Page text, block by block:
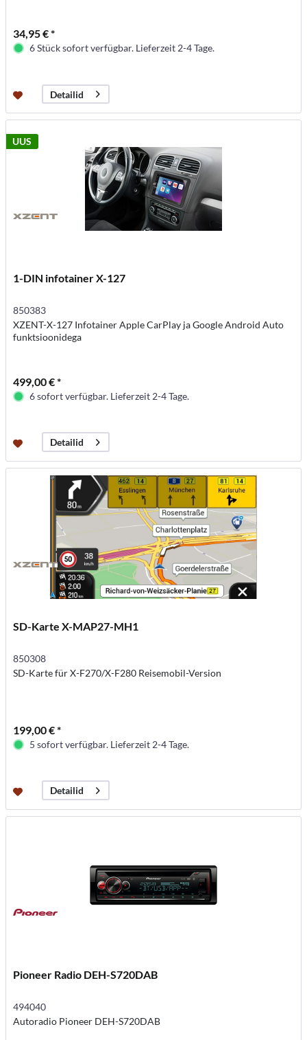
34,95 € *
6 Stück sofort verfügbar. Lieferzeit 2-4 Tage.
Detailid
UUS
1-DIN infotainer X-127
850383
XZENT-X-127 Infotainer Apple CarPlay ja Google Android Auto
funktsioonidega
499,00 € *
6 sofort verfügbar. Lieferzeit 2-4 Tage.
Detailid
SD-Karte X-MAP27-MH1
850308
SD-Karte für X-F270/X-F280 Reisemobil-Version
199,00 € *
5 sofort verfügbar. Lieferzeit 2-4 Tage.
Detailid
Pioneer Radio DEH-S720DAB
494040
Autoradio Pioneer DEH-S720DAB